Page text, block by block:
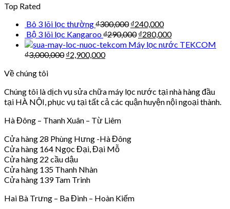
Top Rated
Bô 3 lõi lọc thường₫300,000 ₫240,000
Bộ 3 lõi lọc Kangaroo₫290,000 ₫280,000
Máy lọc nước TEKCOM
₫3,000,000 ₫2,900,000
Về chúng tôi
Chúng tôi là dịch vụ sửa chữa máy lọc nước tại nhà hàng đầu
tại HÀ NỘI, phục vụ tại tất cả các quận huyện nội ngoại thành.
Hà Đông – Thanh Xuân – Từ Liêm
Cửa hàng 28 Phùng Hưng -Hà Đông
Cửa hàng 164 Ngọc Đại, Đại Mỗ
Cửa hàng 22 cầu dậu
Cửa hàng 135 Thanh Nhàn
Cửa hàng 139 Tam Trinh
Hai Bà Trưng – Ba Đình – Hoàn Kiếm